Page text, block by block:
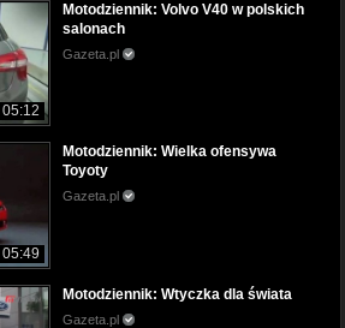
05:12
Motodziennik: Volvo V40 w polskich
salonach
Gazeta.pl
05:49
Motodziennik: Wielka ofensywa
Toyoty
Gazeta.pl
Motodziennik: Wtyczka dla świata
Gazeta.pl